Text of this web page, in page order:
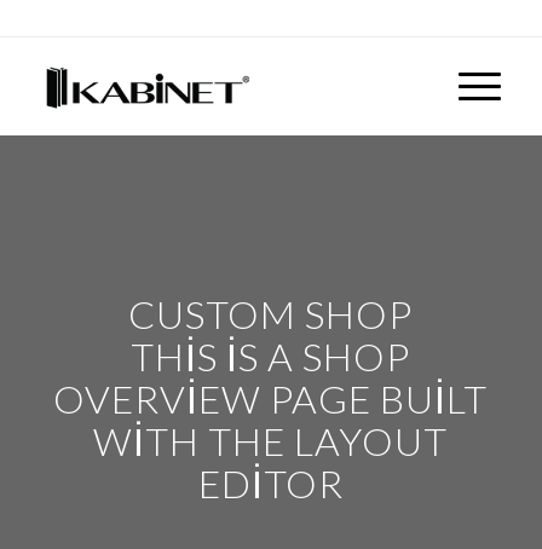
CUSTOM SHOP
THIS IS A SHOP
OVERVIEW PAGE BUILT
WITH THE LAYOUT
EDITOR